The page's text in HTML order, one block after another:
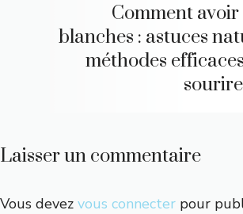
Comment avoir
blanches : astuces
méthodes
Laisser un commentaire
Vous devez vous connecter pour